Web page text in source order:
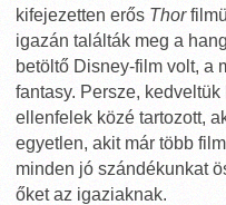
kifejezetten erős Thor
igazán találták meg a
betöltő Disney-film volt, a
fantasy. Persze,
ellenfelek közé tartozott,
egyetlen, akit már több
minden jó szándékunkat
őket az igaziaknak.